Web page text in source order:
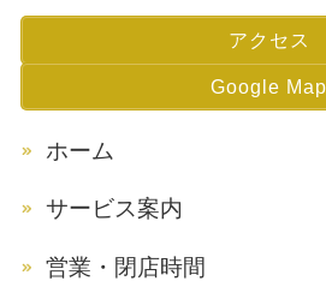
アクセス
Google Map
ホーム
サービス案内
営業・閉店時間